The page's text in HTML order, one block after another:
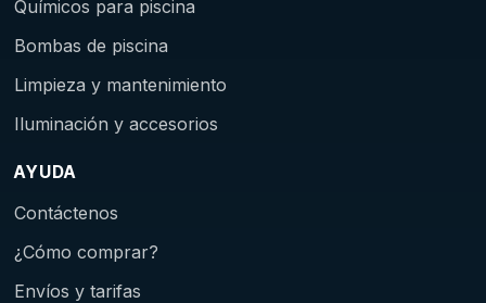
Químicos para piscina
Bombas de piscina
Limpieza y mantenimiento
Iluminación y accesorios
AYUDA
Contáctenos
¿Cómo comprar?
Envíos y tarifas